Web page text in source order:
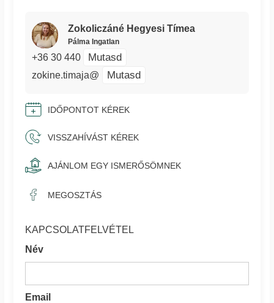
Zokoliczáné Hegyesi Tímea
Pálma Ingatlan
+36 30 440 Mutasd
zokine.timaja@ Mutasd
IDŐPONTOT KÉREK
VISSZAHÍVÁST KÉREK
AJÁNLOM EGY ISMERŐSÖMNEK
MEGOSZTÁS
KAPCSOLATFELVÉTEL
Név
Email